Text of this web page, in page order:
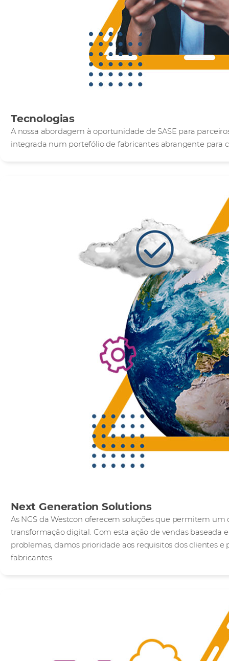
Tecnologias
A nossa abordagem à oportunidade de SASE para
integrada num portefólio de fabricantes abrangente para
Next Generation Solutions
As NGS da Westcon oferecem soluções que permitem
transformação digital. Com esta ação de vendas baseada
problemas, damos prioridade aos requisitos dos clientes
fabricantes.